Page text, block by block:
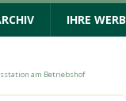
POLIZEIMELDUNGEN
IHRE
am Betriebshof